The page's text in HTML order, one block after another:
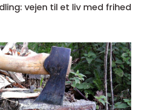
vejen til et liv med frihed